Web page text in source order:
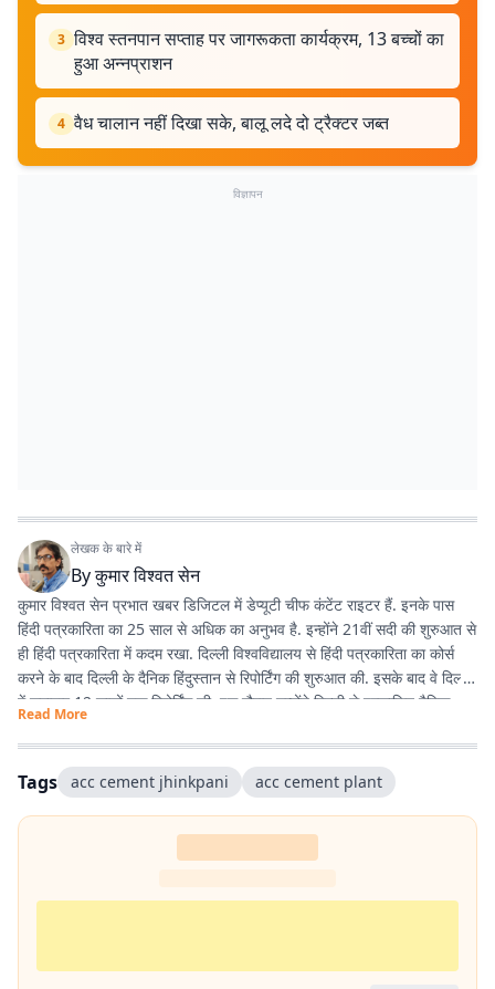
3 विश्व स्तनपान सप्ताह पर जागरूकता कार्यक्रम, 13 बच्चों का
हुआ अन्नप्राशन
4 वैध चालान नहीं दिखा सके, बालू लदे दो ट्रैक्टर जब्त
विज्ञापन
लेखक के बारे में
Byकुमार विश्वत सेन
कुमार विश्वत सेन प्रभात खबर डिजिटल में डेप्यूटी चीफ कंटेंट राइटर हैं. इनके पास
हिंदी पत्रकारिता का 25 साल से अधिक का अनुभव है. इन्होंने 21वीं सदी की शुरुआत से
ही हिंदी पत्रकारिता में कदम रखा. दिल्ली विश्वविद्यालय से हिंदी पत्रकारिता का कोर्स
करने के बाद दिल्ली के दैनिक हिंदुस्तान से रिपोर्टिंग की शुरुआत की. इसके बाद वे दिल्ली
में लगातार 12 सालों तक रिपोर्टिंग की. इस दौरान उन्होंने दिल्ली से प्रकाशित दैनिक
हिंदुस्तान दैनिक जागरण, देशबंधु जैसे प्रतिष्ठित अखबारों के साथ कई साप्ताहिक
अखबारों के लिए भी रिपोर्टिंग की. 2013 में वे प्रभात खबर आए. तब से वे प्रिंट मीडिया
के साथ फिलहाल पिछले 10 सालों से प्रभात खबर डिजिटल में अपनी सेवाएं दे रहे हैं.
इन्होंने अपने करियर के शुरुआती दिनों में ही राजस्थान में होने वाली हिंदी पत्रकारिता के
300 साल के इतिहास पर एक पुस्तक 'नित नए आयाम की खोज: राजस्थानी
Read More
Tags acc cement jhinkpani acc cement plant